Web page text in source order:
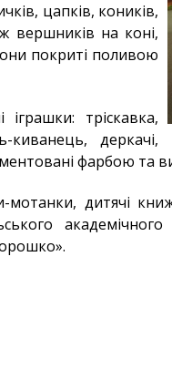
цапків, коників,
вершників на коні,
покриті поливою
іграшки: тріскавка,
киванець, деркачі,
фарбою та
дитячі